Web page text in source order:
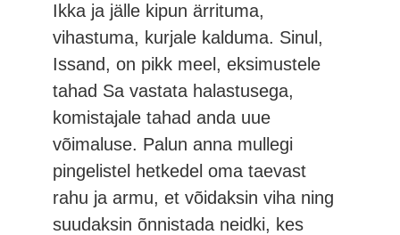
Ikka ja jälle kipun ärrituma,
vihastuma, kurjale kalduma. Sinul,
Issand, on pikk meel, eksimustele
tahad Sa vastata halastusega,
komistajale tahad anda uue
võimaluse. Palun anna mullegi
pingelistel hetkedel oma taevast
rahu ja armu, et võidaksin viha ning
suudaksin õnnistada neidki, kes